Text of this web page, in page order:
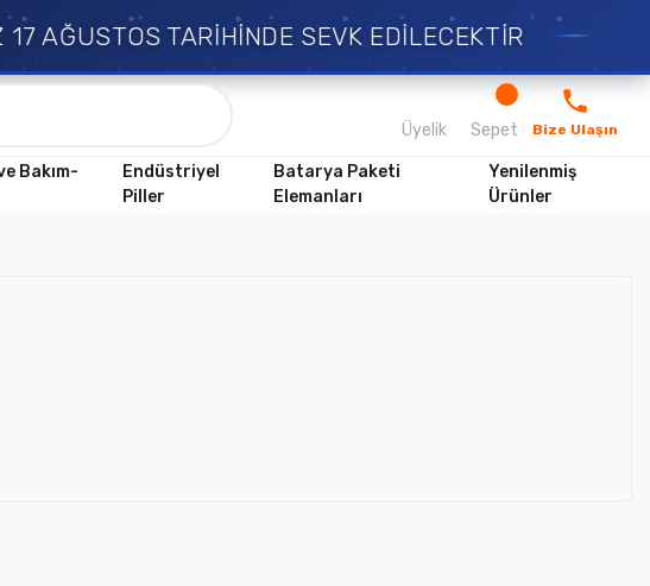
AĞUSTOS TARİHİNDE SEVK EDİLECEKTİR
Üyelik Sepet Bize Ulaşın
Bakım-
Endüstriyel
Piller
Batarya Paketi
Elemanları
Yenilenmiş
Ürünler